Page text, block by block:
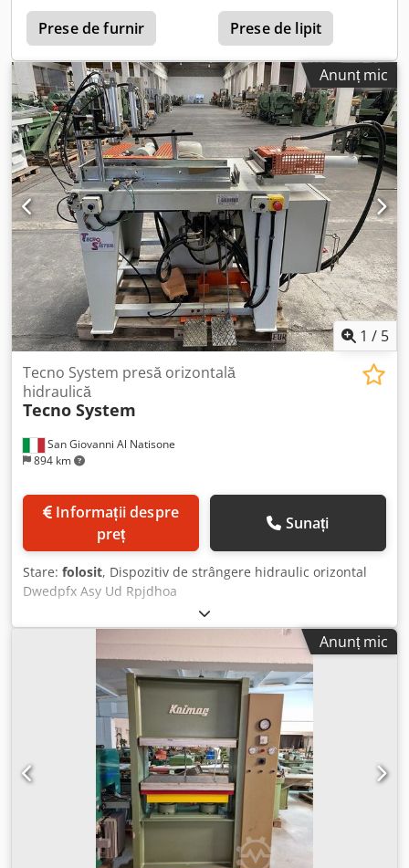
pentru șezuturi de scaune și încălzire. Documentație
disponibilă. Vizionare la fața locului posibilă. Dwsdpfxju Rp
Hms Adhea
Prese de furnir Prese de lipit
Anunț mic
1 / 5
San Giovanni Al Natisone
894 km
Tecno System presă orizontală
hidraulică
Tecno System
preț
Sunați
Stare: folosit, Dispozitiv de strângere hidraulic orizontal
Dwedpfx Asy Ud Rpjdhoa
Anunț mic